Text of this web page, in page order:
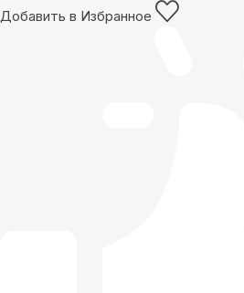
Добавить в Избранное